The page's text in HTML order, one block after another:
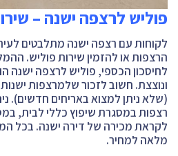
פוליש לרצפה ישנה –
לקוחות עם רצפה ישנה מתלבטים
הרצפות או להזמין שירות פוליש.
לחיסכון הכספי, פוליש לרצפה
ונוצצת. חשוב לזכור שלמרצפות
(שלא ניתן למצוא באריחים חדשים).
רצפות במסגרת שיפוץ כללי לבית,
לקראת מכירה של דירה ישנה. בכל
מלאה למחיר.